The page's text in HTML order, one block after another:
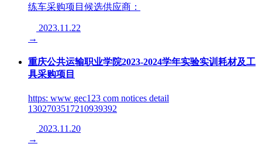
练车采购项目候选供应商：
2023.11.22
→
重庆公共运输职业学院2023-2024学年实验实训耗材及工
具采购项目
https: www gec123 com notices detail
1302703517210939392
2023.11.20
→